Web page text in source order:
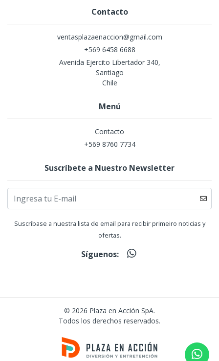
Contacto
ventasplazaenaccion@gmail.com
+569 6458 6688
Avenida Ejercito Libertador 340,
Santiago
Chile
Menú
Contacto
+569 8760 7734
Suscríbete a Nuestro Newsletter
Suscríbase a nuestra lista de email para recibir primeiro noticias y
ofertas.
Síguenos:
© 2026 Plaza en Acción SpA.
Todos los derechos reservados.